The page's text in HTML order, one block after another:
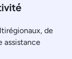
de
assistance